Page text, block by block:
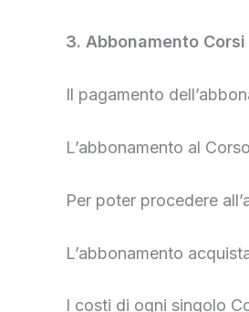
3. Abbonamento Corsi
Il pagamento
L’abbonamento al
Per poter procedere
L’abbonamento
I costi di ogni singolo